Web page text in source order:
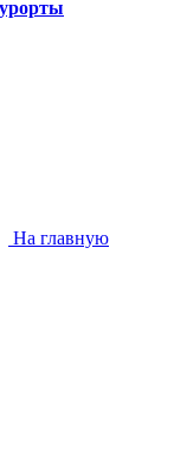
На главную